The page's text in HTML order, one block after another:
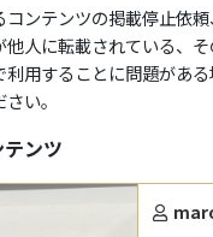
コンテンツの掲載停止依
他人に転載されている、
利用することに問題があ
い。
ンツ